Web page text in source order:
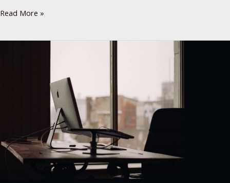
Read More »
bh.
studenti